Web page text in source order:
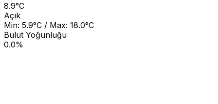
8.9°C
Açık
Min: 5.9°C / Max: 18.0°C
Bulut Yoğunluğu
0.0%